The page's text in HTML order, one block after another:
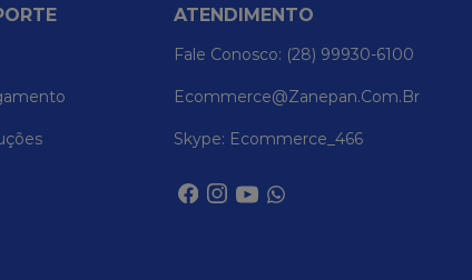
ATENDIMENTO
Fale Conosco: (28) 99930-6100
Ecommerce@zanepan.com.br
Skype: Ecommerce_466